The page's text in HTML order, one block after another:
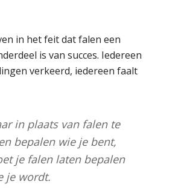
in het feit dat falen een
is van succes. Iedereen
verkeerd, iedereen faalt
in plaats van falen te
bepalen wie je bent,
je falen laten bepalen
je wordt.